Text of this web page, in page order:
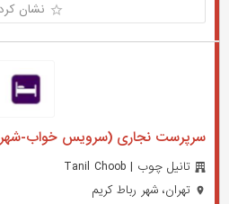
نشان
سرپرست نجاری (سرویس خواب-شهر
تانیل چوب | Tanil Choob
تهران، شهر رباط کریم